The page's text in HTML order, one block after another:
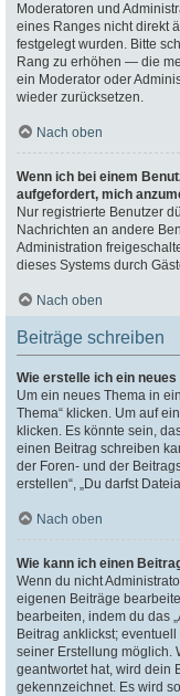
Moderatoren und
eines Ranges nicht direkt
festgelegt wurden. Bitte
Rang zu erhöhen — die
ein Moderator oder
wieder zurücksetzen.
Nach oben
Wenn ich bei einem
aufgefordert, mich
Nur registrierte Benutzer
Nachrichten an andere
Administration
dieses Systems durch
Nach oben
Beiträge schreiben
Wie erstelle ich ein
Um ein neues Thema in
Thema“ klicken. Um auf
klicken. Es könnte sein,
einen Beitrag schreiben
der Foren- und der
erstellen“, „Du darfst
Nach oben
Wie kann ich einen
Wenn du nicht
eigenen Beiträge
bearbeiten, indem du das
Beitrag anklickst;
seiner Erstellung möglich.
geantwortet hat, wird dein
gekennzeichnet. Es wird